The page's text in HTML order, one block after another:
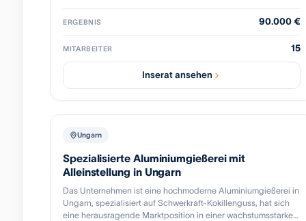
Team sowie einzigartige Metallbearbeitungsanlagen
langjährige Kundenpartnerschaften und eine loyale
Kundenbasis, die durch Empfehlungen kontinuierlich wächst.
ERGEBNIS 90.000 €
MITARBEITER 15
Inserat ansehen
Ungarn
Spezialisierte Aluminiumgießerei mit
Alleinstellung in Ungarn
Das Unternehmen ist eine hochmoderne Aluminiumgießerei in
Ungarn, spezialisiert auf Schwerkraft-Kokillenguss, hat sich
eine herausragende Marktposition in einer wachstumsstarken